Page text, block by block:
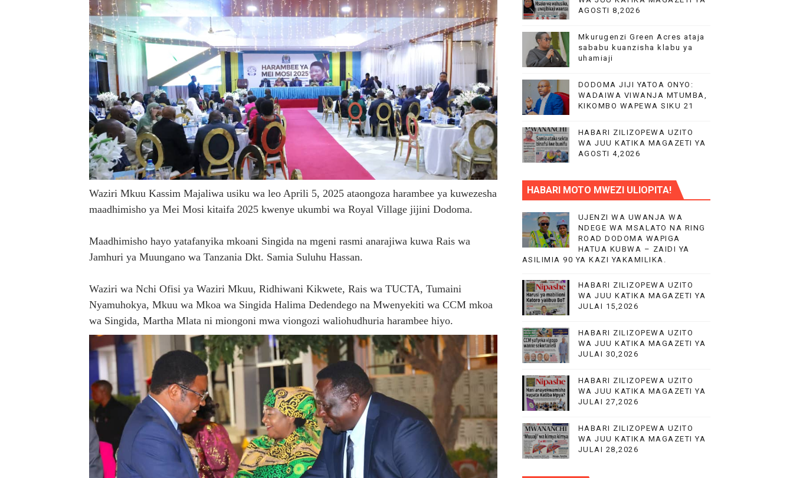
MTENDAJI MKUU WMA AHAMASISHA WANANCHI KUTUMIA MIZANI ILIYOHAKIKIWA
TBS YAENDELEA KUTOA ELUMU YA VIWANGO MAONESHO YA NANENANE MBEYA
RAIS SAMIA AIPONGEZA TADB KUWA MDHAMINI MKUU NANENANE, AIPATIA TUZO
REA YAPELEKA FURSA YA MKOPO NAFUU WA UJENZI WA VITUO VIDOGO VYA MAFUTA VIJIJINI KWA WANAUSHIRIKA WOTE TANZANIA
Msajili wa Hazina ateta na Rais wa Benki ya Biashara na Maendeleo
MHANDISI SWEDI: NANENANE NI FURSA YA KUIMARISHA SEKTA YA MADINI
TEKNOLOJIA YA NYUKLIA: MSAADA MKUBWA KATIKA MAPINDUZI YA KILIMO, MIFUGO, MAJI NA UCHUMI TANZANIA
WMA YAPONGEZWA KWA KUANZISHA KLABU ZA VIPIMO SHULENI
TACAIDS YASISITIZA KINGA DHIDI YA UKIMWI KULINDA NGUVU KAZI NA MAENDELEO YA TAIFA
WRRB YAJA NA UBUNIFU KWENYE ZAO LA PARACHICHI
HABARI ZILIZOPEWA UZITO WA JUU KATIKA MAGAZETI YA AGOSTI 8,2026
TPDC YARIDHISHWA NA MAENDELEO YA UJENZI WA PUMP STATION NAMBA 3-MRADI WA EACOP
AJIRA ZAIDI YA 420 ZAZALISHWA KUPITIA UJENZI WA KITUO CHA EACOP PS4 MBOGWE
Waziri Mkuu Kassim Majaliwa usiku wa leo Aprili 5, 2025 ataongoza harambee ya kuwezesha
maadhimisho ya Mei Mosi kitaifa 2025 kwenye ukumbi wa Royal Village jijini Dodoma.
Maadhimisho hayo yatafanyika mkoani Singida na mgeni rasmi anarajiwa kuwa Rais wa
Jamhuri ya Muungano wa Tanzania Dkt. Samia Suluhu Hassan.
Waziri wa Nchi Ofisi ya Waziri Mkuu, Ridhiwani Kikwete, Rais wa TUCTA, Tumaini
Nyamuhokya, Mkuu wa Mkoa wa Singida Halima Dedendego na Mwenyekiti wa CCM mkoa
wa Singida, Martha Mlata ni miongoni mwa viongozi waliohudhuria harambee hiyo.
AGOSTI 8,2026
Mkurugenzi Green Acres ataja
sababu kuanzisha klabu ya
uhamiaji
DODOMA JIJI YATOA ONYO:
WADAIWA VIWANJA MTUMBA,
KIKOMBO WAPEWA SIKU 21
HABARI ZILIZOPEWA UZITO
WA JUU KATIKA MAGAZETI YA
AGOSTI 4,2026
HABARI MOTO MWEZI ULIOPITA!
UJENZI WA UWANJA WA
NDEGE WA MSALATO NA RING
ROAD DODOMA WAPIGA
HATUA KUBWA – ZAIDI YA
ASILIMIA 90 YA KAZI YAKAMILIKA.
HABARI ZILIZOPEWA UZITO
WA JUU KATIKA MAGAZETI YA
JULAI 15,2026
HABARI ZILIZOPEWA UZITO
WA JUU KATIKA MAGAZETI YA
JULAI 30,2026
HABARI ZILIZOPEWA UZITO
WA JUU KATIKA MAGAZETI YA
JULAI 27,2026
HABARI ZILIZOPEWA UZITO
WA JUU KATIKA MAGAZETI YA
JULAI 28,2026